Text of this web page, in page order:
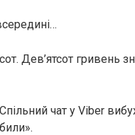
Дев’ятсот гривень
чат у Viber